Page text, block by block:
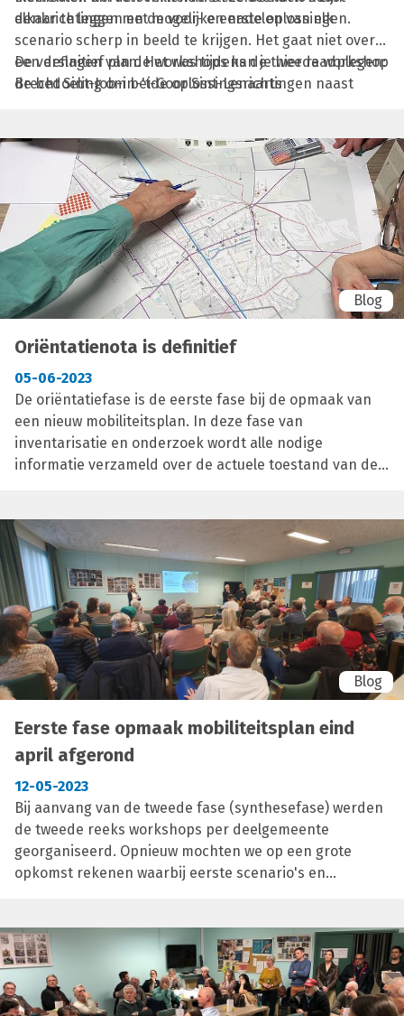
denkrichtingen met mogelijke eerste oplossingen.
elkaar te leggen en de voor- en nadelen van elk
scenario scherp in beeld te krijgen. Het gaat niet over
een definitief plan. Het was tijdens de tweede workshop
de bedoeling om beide oplossingsrichtingen naast
workshop ook de bewoners breed bevragen naar hun
eigen mobiliteitsgedrag.
De verslagen van de workshops kan je hier raadplegen:
Brecht Sint-Job-in-'t-Goor Sint-Lenaarts
Blog
Oriëntatienota is definitief
05-06-2023
De oriëntatiefase is de eerste fase bij de opmaak van
een nieuw mobiliteitsplan. In deze fase van
inventarisatie en onderzoek wordt alle nodige
informatie verzameld over de actuele toestand van de
de relevante beleidsplannen en beleidsdocumenten
worden aangegeven. Deze fase resulteert in een
oriëntatienota die de stand van zaken weergeeft van
de mobiliteitsproblematiek en de gewenste
oplossingsrichtingen voor het mobiliteitsbeleid.
Deze oriëntatienota werd goedgekeurd in het college
van burgemeester en schepenen op 23 mei 2023.
Blog
Eerste fase opmaak mobiliteitsplan eind
april afgerond
12-05-2023
Bij aanvang van de tweede fase (synthesefase) werden
de tweede reeks workshops per deelgemeente
georganiseerd. Opnieuw mochten we op een grote
opkomst rekenen waarbij eerste scenario's en
deze zullen dieper uitgewerkt worden door het
studiebureau. De laatste (beleids)fase zal na de zomer
van start gaan. Het beleidsplan met effectieve
voorstellen zal dan worden toegelicht aan de